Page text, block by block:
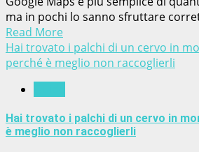
ma in pochi lo sanno sfruttare
Read More
Hai trovato i palchi di un cervo in
perché è meglio non raccoglierli
Hai trovato i palchi di un cervo in
è meglio non raccoglierli